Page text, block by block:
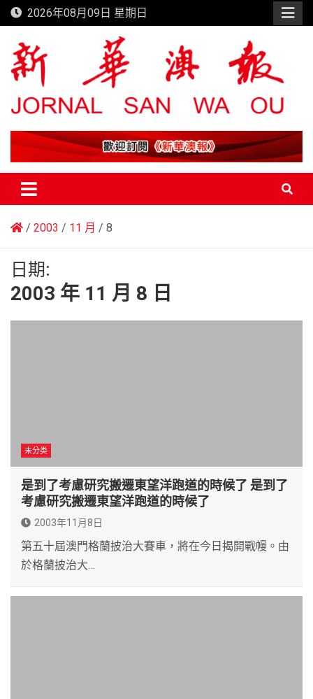
Skip
to
content
2026年08月09日 星期日
新華澳報
2003 11 月 8
日期:
2003 年 11 月 8 日
未分类
是到了考慮研究搬遷東望洋跑道的時候了 是到了
考慮研究搬遷東望洋跑道的時候了
2003年11月8日
第五十屆澳門格蘭披治大賽車，將在今日揭開戰幔。由
於格蘭披治大…